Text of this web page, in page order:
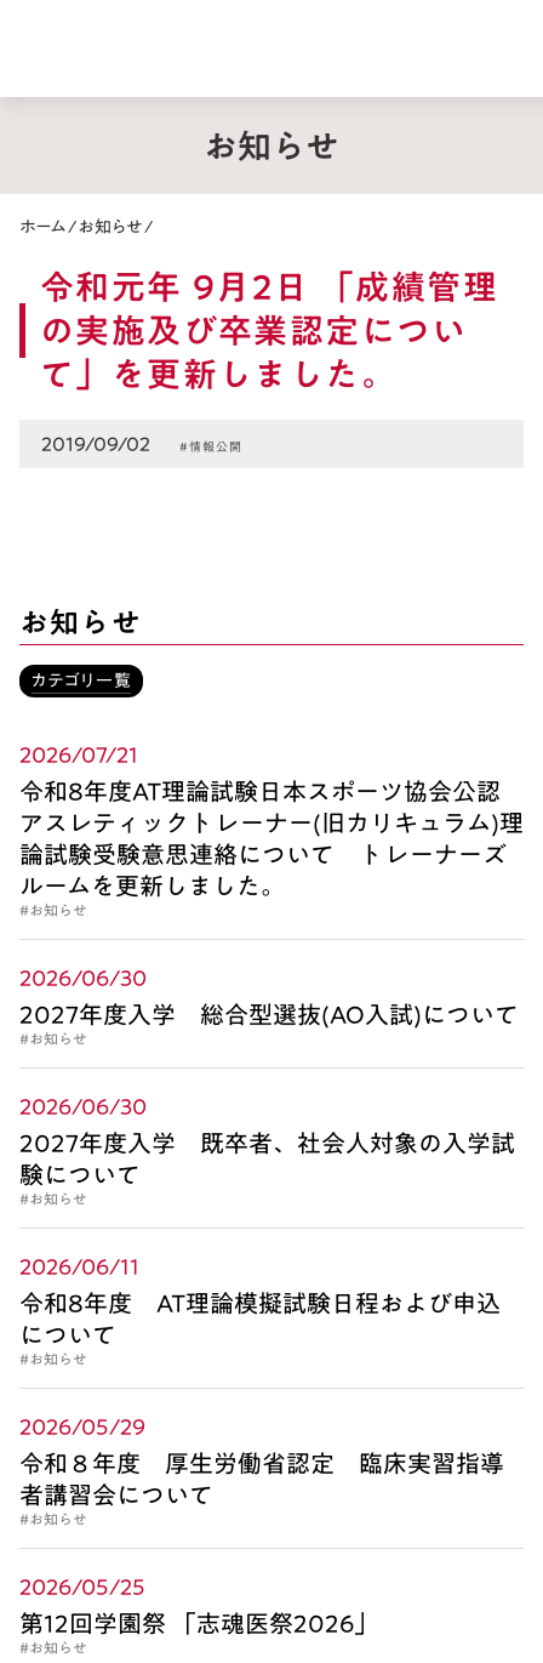
お知らせ
ホーム/お知らせ/
令和元年 9月2日 「成績管理
の実施及び卒業認定につい
て」を更新しました。
2019/09/02 #情報公開
お知らせ
カテゴリ一覧
2026/07/21
令和8年度AT理論試験日本スポーツ協会公認
アスレティックトレーナー(旧カリキュラム)理
論試験受験意思連絡について トレーナーズ
ルームを更新しました。
#お知らせ
2026/06/30
2027年度入学 総合型選抜(AO入試)について
#お知らせ
2026/06/30
2027年度入学 既卒者、社会人対象の入学試
験について
#お知らせ
2026/06/11
令和8年度 AT理論模擬試験日程および申込
について
#お知らせ
2026/05/29
令和８年度 厚生労働省認定 臨床実習指導
者講習会について
#お知らせ
2026/05/25
第12回学園祭 「志魂医祭2026」
#お知らせ